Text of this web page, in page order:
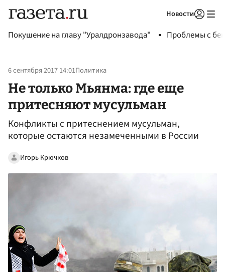
Новости
Покушение на главу "Уралдронзавода" Проблемы с
6 сентября 2017 14:01Политика
Не только Мьянма: где еще
притесняют мусульман
Конфликты с притеснением мусульман,
которые остаются незамеченными в России
Игорь Крючков